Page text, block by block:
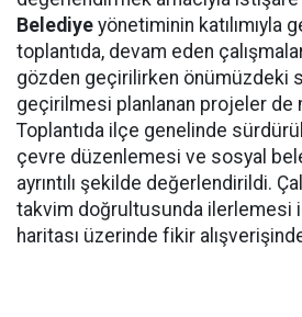
Belediye yönetiminin katılımıyla
toplantıda, devam eden
gözden geçirilirken önümüzdeki
geçirilmesi planlanan projeler de
Toplantıda ilçe genelinde
çevre düzenlemesi ve sosyal
ayrıntılı şekilde değerlendirildi.
takvim doğrultusunda ilerlemesi
haritası üzerinde fikir